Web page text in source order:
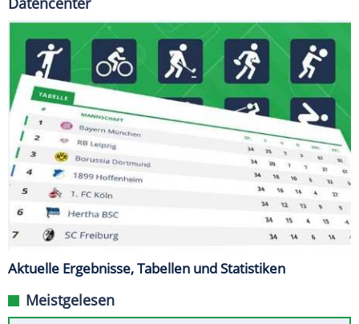
Aktuelle Ergebnisse, Tabellen und Statistiken
Meistgelesen